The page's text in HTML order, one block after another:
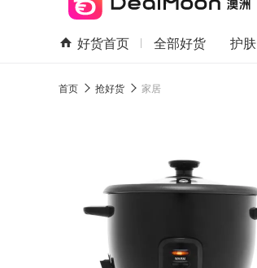
好货首页 全部好货 护肤
首页 抢好货 家居